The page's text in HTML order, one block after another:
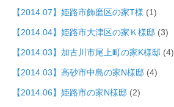
【2014.07】姫路市飾磨区の家T様 (1)
【2014.04】姫路市大津区の家Ｋ様邸 (3)
【2014.03】加古川市尾上町の家K様邸 (4)
【2014.03】高砂市中島の家N様邸 (4)
【2014.06】姫路市の家N様邸 (2)